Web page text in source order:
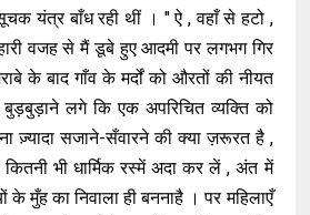
यंत्र बाँध रही थीं । " ऐ , वहाँ से हटो ,
वजह से मैं डूबे हुए आदमी पर लगभग गिर
के बाद गाँव के मर्दों को औरतों की नीयत
लगे कि एक अपरिचित व्यक्ति को
ज़्यादा सजाने-सँवारने की क्या ज़रूरत है ,
भी धार्मिक रस्में अदा कर लें , अंत में
के मुँह का निवाला ही बननाहै । पर महिलाएँ